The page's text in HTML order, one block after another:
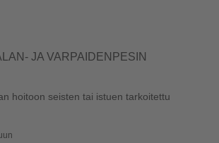
JA VARPAIDENPESIN
hoitoon seisten tai istuen tarkoitettu